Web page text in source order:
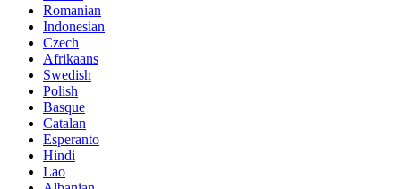
Romanian
Indonesian
Czech
Afrikaans
Swedish
Polish
Basque
Catalan
Esperanto
Hindi
Lao